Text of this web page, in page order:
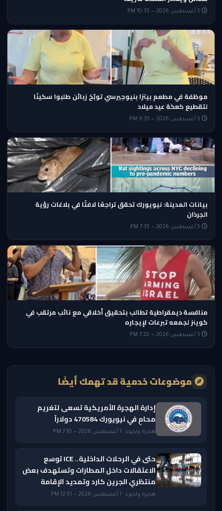
موظفة في مطعم بيتزا بنيوجيرسي توبّخ زبائن طلبوا سكينًا
لتقطيع كعكة عيد ميلاد
بيانات المدينة: نيويورك تحقق تراجعًا لافتًا في بلاغات رؤية
الجرذان
منافسة ديمقراطية تطالب بتحقيق أخلاقي مع نائب مرتقب في
كوينز لجمعه تبرعات لإيجاره
موضوعات خدمية قد تهمك أيضًا
إدارة الهجرة الأمريكية تسعى لتغريم
محامٍ في نيويورك 470584 دولاراً
هجرة ولجوء · 1 أغسطس 2026 — 7:10 PM
حتى في الرحلات الداخلية.. ICE توسع
الاعتقالات داخل المطارات وتستهدف بعض
منتظري الجرين كارد وتمديد الإقامة
هجرة ولجوء · 1 أغسطس 2026 — 12:51 PM